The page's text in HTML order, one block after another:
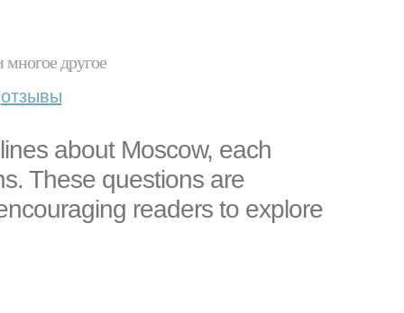
другое
отзывы
about Moscow, each
These questions are
readers to explore